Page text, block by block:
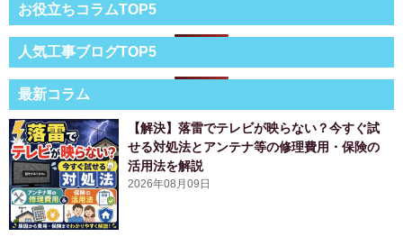
お役立ちコラムTOP5
人気工事ブログTOP5
最新コラム
【解決】落雷でテレビが映らない？今すぐ試
せる対処法とアンテナ等の修理費用・保険の
活用法を解説
2026年08月09日